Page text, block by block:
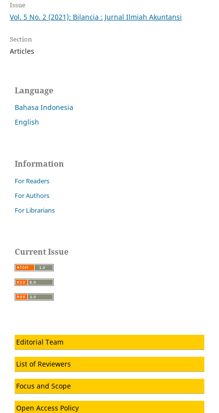
Issue
Vol. 5 No. 2 (2021): Bilancia : Jurnal Ilmiah Akuntansi
Section
Articles
Language
Bahasa Indonesia
English
Information
For Readers
For Authors
For Librarians
Current Issue
Editorial Team
List of Reviewers
Focus and Scope
Open Access Policy